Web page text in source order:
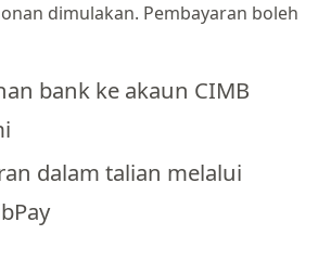
dimulakan. Pembayaran boleh
bank ke akaun CIMB
dalam talian melalui